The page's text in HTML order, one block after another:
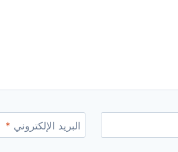
البريد الإلكتروني *